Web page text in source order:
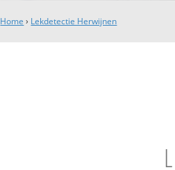
Home › Lekdetectie Herwijnen